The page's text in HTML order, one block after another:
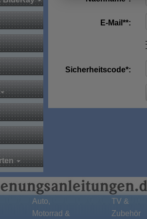
E-Mail**:
Sicherheitscode*:
Auto,
Motorrad &
TV &
Zubehör